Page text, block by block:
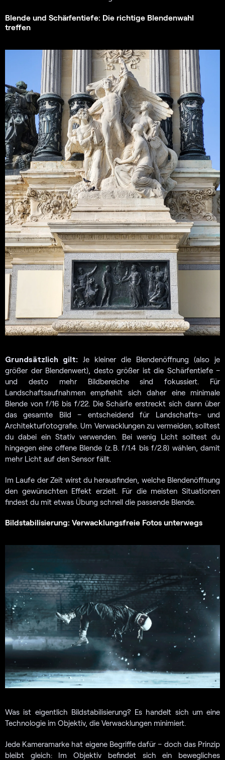
Blende und Schärfentiefe: Die richtige Blendenwahl
treffen
Grundsätzlich gilt: Je kleiner die Blendenöffnung (also je
größer der Blendenwert), desto größer ist die Schärfentiefe –
und desto mehr Bildbereiche sind fokussiert. Für
Landschaftsaufnahmen empfiehlt sich daher eine minimale
Blende von f/16 bis f/22. Die Schärfe erstreckt sich dann über
das gesamte Bild – entscheidend für Landschafts- und
Architekturfotografie. Um Verwacklungen zu vermeiden, solltest
du dabei ein Stativ verwenden. Bei wenig Licht solltest du
hingegen eine offene Blende (z. B. f/1.4 bis f/2.8) wählen, damit
mehr Licht auf den Sensor fällt.
Im Laufe der Zeit wirst du herausfinden, welche Blendenöffnung
den gewünschten Effekt erzielt. Für die meisten Situationen
findest du mit etwas Übung schnell die passende Blende.
Bildstabilisierung: Verwacklungsfreie Fotos unterwegs
Was ist eigentlich Bildstabilisierung? Es handelt sich um eine
Technologie im Objektiv, die Verwacklungen minimiert.
Jede Kameramarke hat eigene Begriffe dafür – doch das Prinzip
bleibt gleich: Im Objektiv befindet sich ein bewegliches